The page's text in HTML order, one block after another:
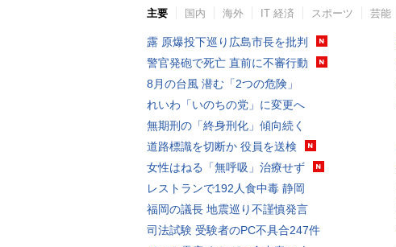
主要 国内 海外 IT 経済 スポーツ 芸能
露 原爆投下巡り広島市長を批判
警官発砲で死亡 直前に不審行動
8月の台風 潜む「2つの危険」
れいわ「いのちの党」に変更へ
無期刑の「終身刑化」傾向続く
道路標識を切断か 役員を送検
女性はねる「無呼吸」治療せず
レストランで192人食中毒 静岡
福岡の議長 地震巡り不謹慎発言
司法試験 受験者のPC不具合247件